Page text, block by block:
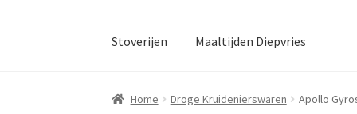
Stoverijen Maaltijden Diepvries
Home Droge Kruidenierswaren Apollo